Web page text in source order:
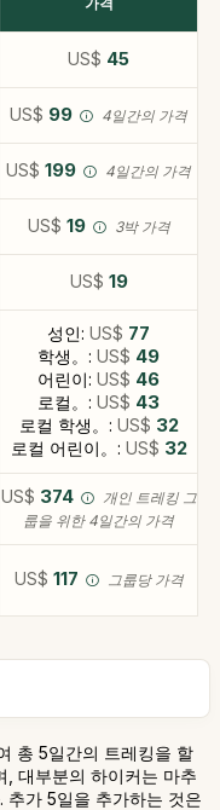
US$ 45
US$ 99 4일간의 가격
US$ 199 4일간의 가격
US$ 19 3박 가격
US$ 19
성인: US$ 77
학생。: US$ 49
어린이: US$ 46
로컬。: US$ 43
로컬 학생。: US$ 32
로컬 어린이。: US$ 32
US$ 374
개인 트레킹 그
룹을 위한 4일간의 가격
US$ 117 그룹당 가격
총 5일간의 트레킹을 할
, 대부분의 하이커는 마추
추가 5일을 추가하는 것은